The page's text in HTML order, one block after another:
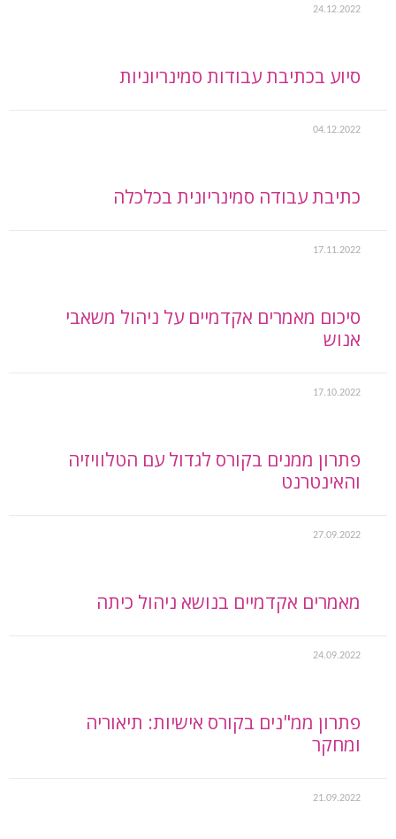
24.12.2022
סיוע בכתיבת עבודות סמינריוניות
04.12.2022
כתיבת עבודה סמינריונית בכלכלה
17.11.2022
סיכום מאמרים אקדמיים על ניהול משאבי
אנוש
17.10.2022
פתרון ממנים בקורס לגדול עם הטלוויזיה
והאינטרנט
27.09.2022
מאמרים אקדמיים בנושא ניהול כיתה
24.09.2022
פתרון ממ"נים בקורס אישיות: תיאוריה
ומחקר
21.09.2022